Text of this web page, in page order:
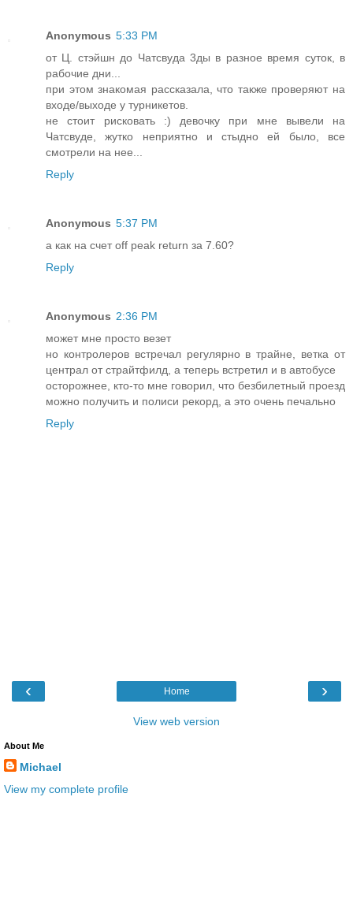
Anonymous 5:33 PM
от Ц. стэйшн до Чатсвуда 3ды в разное время суток, в
рабочие дни...
при этом знакомая рассказала, что также проверяют на
входе/выходе у турникетов.
не стоит рисковать :) девочку при мне вывели на
Чатсвуде, жутко неприятно и стыдно ей было, все
смотрели на нее...
Reply
Anonymous 5:37 PM
а как на счет off peak return за 7.60?
Reply
Anonymous 2:36 PM
может мне просто везет
но контролеров встречал регулярно в трайне, ветка от
централ от страйтфилд, а теперь встретил и в автобусе
осторожнее, кто-то мне говорил, что безбилетный проезд
можно получить и полиси рекорд, а это очень печально
Reply
‹ ›
Home
View web version
About Me
Michael
View my complete profile